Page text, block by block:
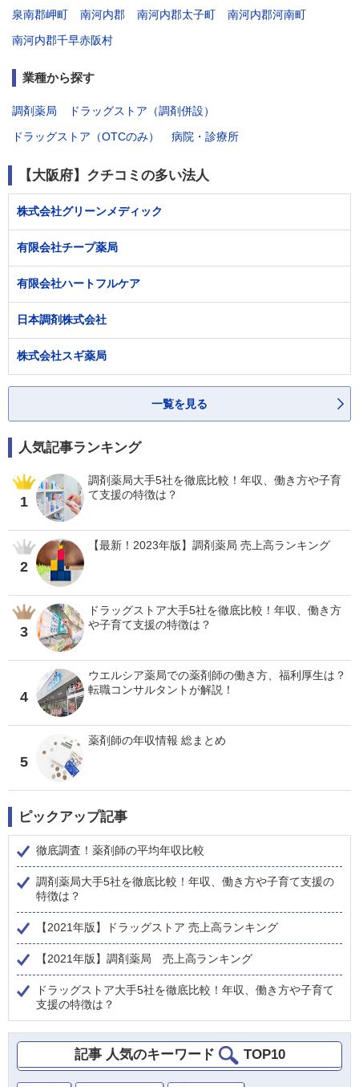
泉南郡岬町
南河内郡 南河内郡太子町
南河内郡河南町
南河内郡千早赤阪村
業種から探す
調剤薬局
ドラッグストア（調剤併設）
ドラッグストア（OTCのみ）
病院・診療所
【大阪府】クチコミの多い法人
株式会社グリーンメディック
有限会社チープ薬局
有限会社ハートフルケア
日本調剤株式会社
株式会社スギ薬局
一覧を見る
人気記事ランキング
1
調剤薬局大手5社を徹底比較！年収、働き方や子育
て支援の特徴は？
2
【最新！2023年版】調剤薬局 売上高ランキング
3
ドラッグストア大手5社を徹底比較！年収、働き方
や子育て支援の特徴は？
4
ウエルシア薬局での薬剤師の働き方、福利厚生は？
転職コンサルタントが解説！
5
薬剤師の年収情報 総まとめ
ピックアップ記事
徹底調査！薬剤師の平均年収比較
調剤薬局大手5社を徹底比較！年収、働き方や子育て支援の
特徴は？
【2021年版】ドラッグストア 売上高ランキング
【2021年版】調剤薬局 売上高ランキング
ドラッグストア大手5社を徹底比較！年収、働き方や子育て
支援の特徴は？
記事 人気のキーワード TOP10